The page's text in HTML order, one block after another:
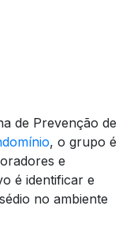
de Prevenção de
, o grupo é
e
é identificar e
no ambiente